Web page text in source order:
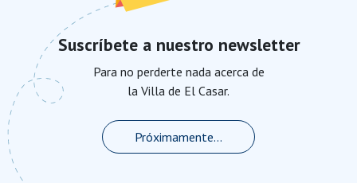
Suscríbete a nuestro newsletter
Para no perderte nada acerca de
la Villa de El Casar.
Próximamente...